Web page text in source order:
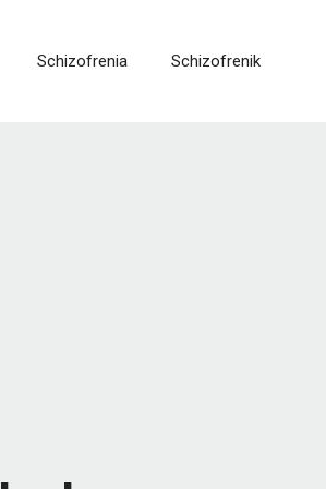
Schizofrenia Schizofrenik